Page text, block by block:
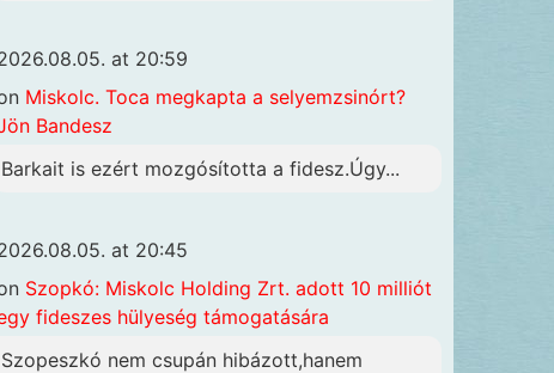
at 20:59
Miskolc. Toca megkapta a selyemzsinórt?
Bandesz
Barkait is ezért mozgósította a fidesz.Úgy...
at 20:45
Szopkó: Miskolc Holding Zrt. adott 10 milliót
fideszes hülyeség támogatására
Szopeszkó nem csupán hibázott,hanem